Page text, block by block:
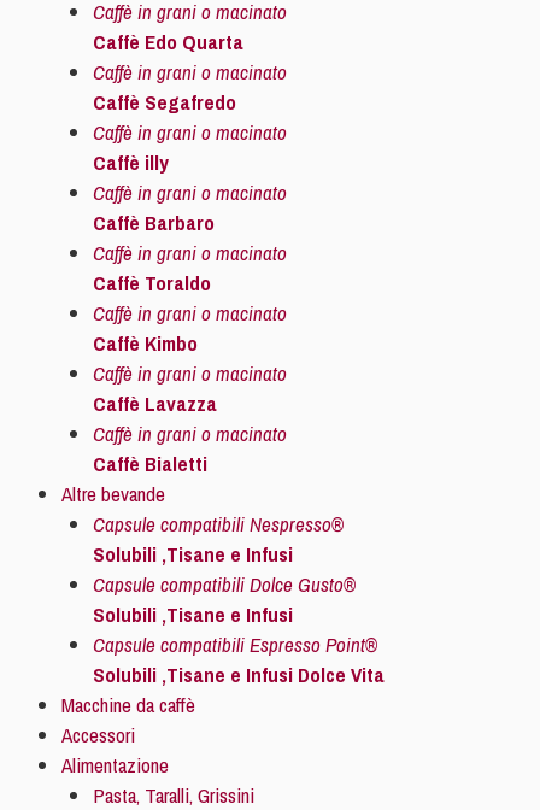
Caffè in grani o macinato
Caffè Edo Quarta
Caffè in grani o macinato
Caffè Segafredo
Caffè in grani o macinato
Caffè illy
Caffè in grani o macinato
Caffè Barbaro
Caffè in grani o macinato
Caffè Toraldo
Caffè in grani o macinato
Caffè Kimbo
Caffè in grani o macinato
Caffè Lavazza
Caffè in grani o macinato
Caffè Bialetti
Altre bevande
Capsule compatibili Nespresso®
Solubili ,Tisane e Infusi
Capsule compatibili Dolce Gusto®
Solubili ,Tisane e Infusi
Capsule compatibili Espresso Point®
Solubili ,Tisane e Infusi Dolce Vita
Macchine da caffè
Accessori
Alimentazione
Pasta, Taralli, Grissini